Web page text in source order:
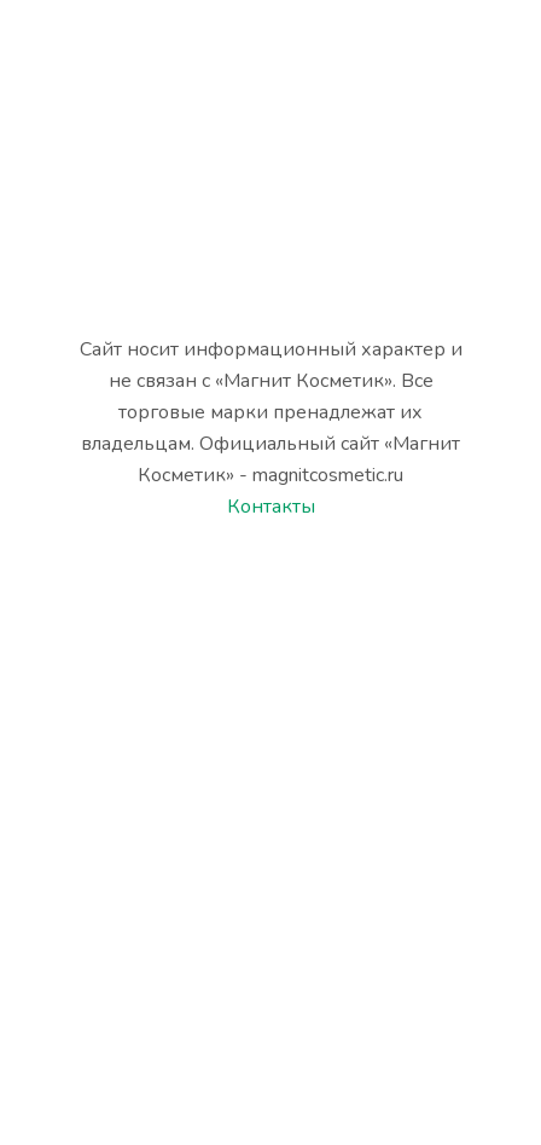
Сайт носит информационный характер и
не связан с «Магнит Косметик». Все
торговые марки пренадлежат их
владельцам. Официальный сайт «Магнит
Косметик» - magnitcosmetic.ru
Контакты